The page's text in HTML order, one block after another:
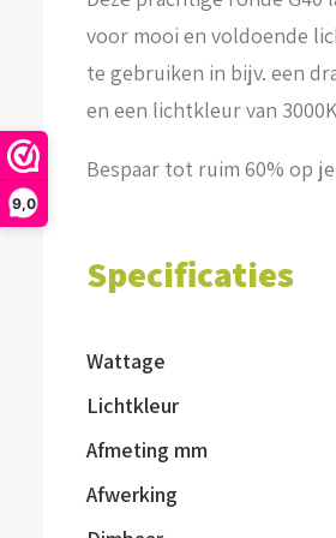
9,0
voor mooi en voldoende
te gebruiken in bijv. een
en een lichtkleur van
Bespaar tot ruim 60% op
Specificaties
Wattage
Lichtkleur
Afmeting mm
Afwerking